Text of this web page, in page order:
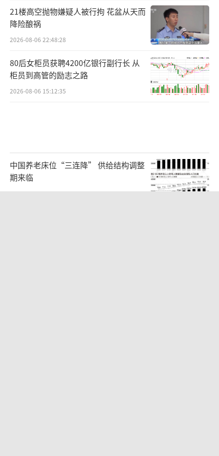
21楼高空抛物嫌疑人被行拘 花盆从天而
降险酿祸
2026-08-06 22:48:28
80后女柜员获聘4200亿银行副行长 从
柜员到高管的励志之路
2026-08-06 15:12:35
中国养老床位“三连降” 供给结构调整
期来临
2026-08-06 23:43:52